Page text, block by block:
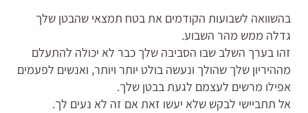
בהשוואה לשבועות הקודמים את בטח תמצאי שהבטן שלך
גדלה ממש מהר השבוע.
זהו בערך השלב שבו הסביבה שלך כבר לא יכולה להתעלם
מההיריון שלך שהולך ונעשה בולט יותר ויותר, ואנשים לפעמים
אפילו מרשים לעצמם לגעת בבטן שלך.
אל תתביישי לבקש שלא יעשו זאת אם זה לא נעים לך.